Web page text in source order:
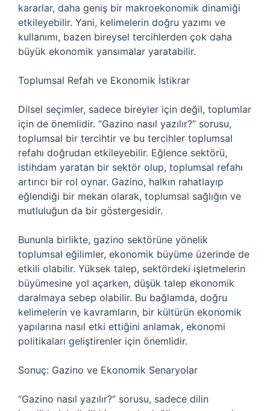
kararlar, daha geniş bir makroekonomik dinamiği
etkileyebilir. Yani, kelimelerin doğru yazımı ve
kullanımı, bazen bireysel tercihlerden çok daha
büyük ekonomik yansımalar yaratabilir.
Toplumsal Refah ve Ekonomik İstikrar
Dilsel seçimler, sadece bireyler için değil, toplumlar
için de önemlidir. “Gazino nasıl yazılır?” sorusu,
toplumsal bir tercihtir ve bu tercihler toplumsal
refahı doğrudan etkileyebilir. Eğlence sektörü,
istihdam yaratan bir sektör olup, toplumsal refahı
artırıcı bir rol oynar. Gazino, halkın rahatlayıp
eğlendiği bir mekan olarak, toplumsal sağlığın ve
mutluluğun da bir göstergesidir.
Bununla birlikte, gazino sektörüne yönelik
toplumsal eğilimler, ekonomik büyüme üzerinde de
etkili olabilir. Yüksek talep, sektördeki işletmelerin
büyümesine yol açarken, düşük talep ekonomik
daralmaya sebep olabilir. Bu bağlamda, doğru
kelimelerin ve kavramların, bir kültürün ekonomik
yapılarına nasıl etki ettiğini anlamak, ekonomi
politikaları geliştirenler için önemlidir.
Sonuç: Gazino ve Ekonomik Senaryolar
“Gazino nasıl yazılır?” sorusu, sadece dilin